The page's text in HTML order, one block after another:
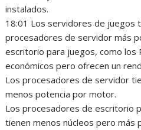
instalados.
18:01 Los servidores de juegos
procesadores de servidor más
escritorio para juegos, como los
económicos pero ofrecen un
Los procesadores de servidor
menos potencia por motor.
Los procesadores de escritorio
tienen menos núcleos pero más